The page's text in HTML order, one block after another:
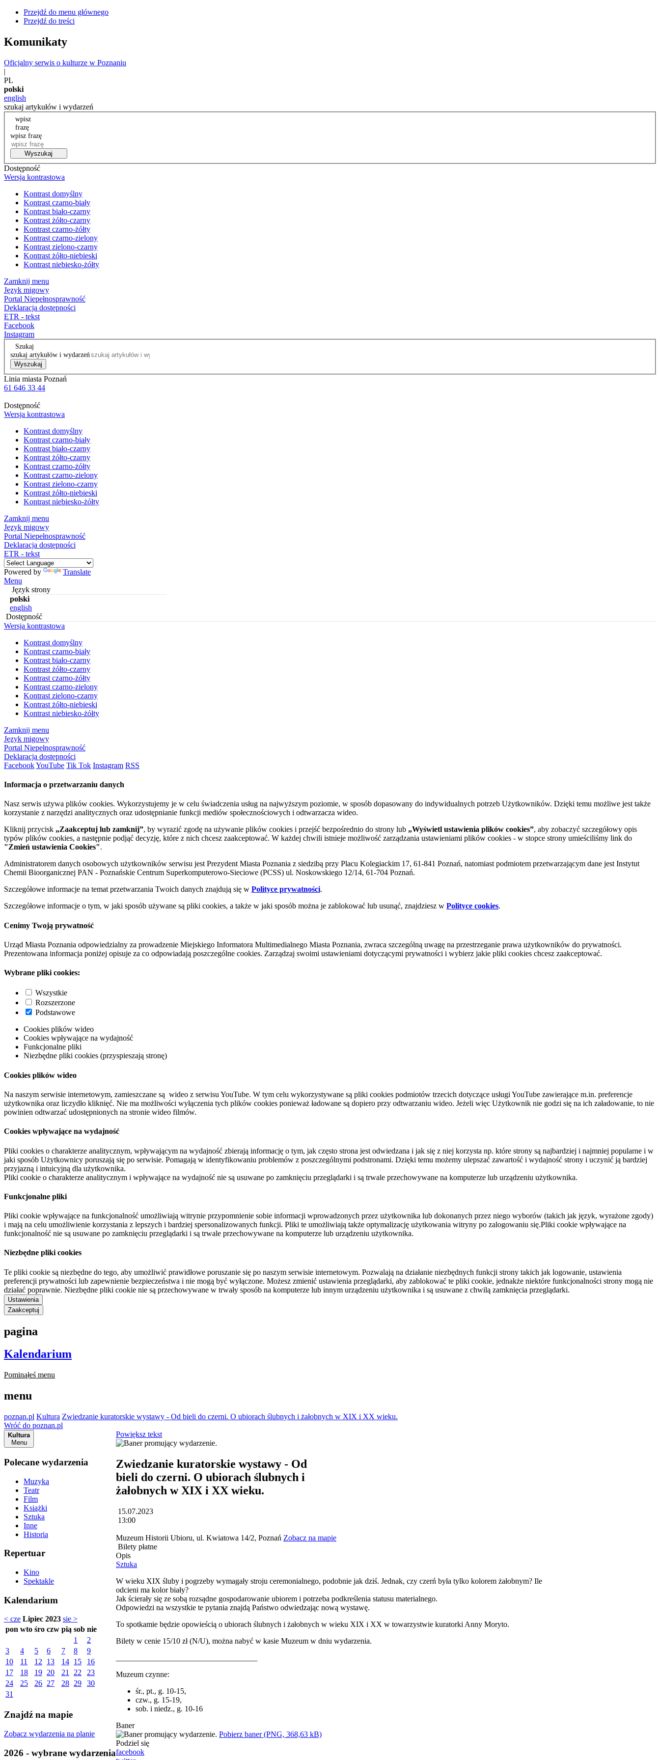
Przejdź do menu głównego
Przejdź do treści
Komunikaty
Oficjalny serwis o kulturze w Poznaniu
|
PL
polski
english
szukaj artykułów i wydarzeń
wpisz
frazę
wpisz frazę
Wyszukaj
Dostępność
Wersja kontrastowa
Kontrast domyślny
Kontrast czarno-biały
Kontrast biało-czarny
Kontrast żółto-czarny
Kontrast czarno-żółty
Kontrast czarno-zielony
Kontrast zielono-czarny
Kontrast żółto-niebieski
Kontrast niebiesko-żółty
Zamknij menu
Język migowy
Portal Niepełnosprawność
Deklaracja dostępności
ETR - tekst
Facebook
Instagram
Szukaj
szukaj artykułów i wydarzeń
Wyszukaj
Linia miasta Poznań
61 646 33 44
Dostępność
Wersja kontrastowa
Kontrast domyślny
Kontrast czarno-biały
Kontrast biało-czarny
Kontrast żółto-czarny
Kontrast czarno-żółty
Kontrast czarno-zielony
Kontrast zielono-czarny
Kontrast żółto-niebieski
Kontrast niebiesko-żółty
Zamknij menu
Język migowy
Portal Niepełnosprawność
Deklaracja dostępności
ETR - tekst
Powered by
Translate
Menu
Język strony
polski
english
Dostępność
Wersja kontrastowa
Kontrast domyślny
Kontrast czarno-biały
Kontrast biało-czarny
Kontrast żółto-czarny
Kontrast czarno-żółty
Kontrast czarno-zielony
Kontrast zielono-czarny
Kontrast żółto-niebieski
Kontrast niebiesko-żółty
Zamknij menu
Język migowy
Portal Niepełnosprawność
Deklaracja dostępności
FacebookYouTube Tik Tok Instagram RSS
Informacja o przetwarzaniu danych
Nasz serwis używa plików cookies. Wykorzystujemy je w celu świadczenia usług na najwyższym poziomie, w sposób dopasowany do indywidualnych potrzeb Użytkowników. Dzięki temu możliwe jest także
korzystanie z narzędzi analitycznych oraz udostępnianie funkcji mediów społecznościowych i odtwarzacza wideo.
Kliknij przycisk „Zaakceptuj lub zamknij”, by wyrazić zgodę na używanie plików cookies i przejść bezpośrednio do strony lub „Wyświetl ustawienia plików cookies”, aby zobaczyć szczegółowy opis
typów plików cookies, a następnie podjąć decyzję, które z nich chcesz zaakceptować. W każdej chwili istnieje możliwość zarządzania ustawieniami plików cookies - w stopce strony umieściliśmy link do
"Zmień ustawienia Cookies".
Administratorem danych osobowych użytkowników serwisu jest Prezydent Miasta Poznania z siedzibą przy Placu Kolegiackim 17, 61-841 Poznań, natomiast podmiotem przetwarzającym dane jest Instytut
Chemii Bioorganicznej PAN - Poznańskie Centrum Superkomputerowo-Sieciowe (PCSS) ul. Noskowskiego 12/14, 61-704 Poznań.
Szczegółowe informacje na temat przetwarzania Twoich danych znajdują się w Polityce prywatności.
Szczegółowe informacje o tym, w jaki sposób używane są pliki cookies, a także w jaki sposób można je zablokować lub usunąć, znajdziesz w Polityce cookies.
Cenimy Twoją prywatność
Urząd Miasta Poznania odpowiedzialny za prowadzenie Miejskiego Informatora Multimedialnego Miasta Poznania, zwraca szczególną uwagę na przestrzeganie prawa użytkowników do prywatności.
Prezentowana informacja poniżej opisuje za co odpowiadają poszczególne cookies. Zarządzaj swoimi ustawieniami dotyczącymi prywatności i wybierz jakie pliki cookies chcesz zaakceptować.
Wybrane pliki cookies:
Wszystkie
Rozszerzone
Podstawowe
Cookies plików wideo
Cookies wpływające na wydajność
Funkcjonalne pliki
Niezbędne pliki cookies (przyspieszają stronę)
Cookies plików wideo
Na naszym serwisie internetowym, zamieszczane są wideo z serwisu YouTube. W tym celu wykorzystywane są pliki cookies podmiotów trzecich dotyczące usługi YouTube zawierające m.in. preferencje
użytkownika oraz liczydło kliknięć. Nie ma możliwości wyłączenia tych plików cookies ponieważ ładowane są dopiero przy odtwarzaniu wideo. Jeżeli więc Użytkownik nie godzi się na ich załadowanie, to nie
powinien odtwarzać udostępnionych na stronie wideo filmów.
Cookies wpływające na wydajność
Pliki cookies o charakterze analitycznym, wpływającym na wydajność zbierają informację o tym, jak często strona jest odwiedzana i jak się z niej korzysta np. które strony są najbardziej i najmniej popularne i w
jaki sposób Użytkownicy poruszają się po serwisie. Pomagają w identyfikowaniu problemów z poszczególnymi podstronami. Dzięki temu możemy ulepszać zawartość i wydajność strony i uczynić ją bardziej
przyjazną i intuicyjną dla użytkownika.
Pliki cookie o charakterze analitycznym i wpływające na wydajność nie są usuwane po zamknięciu przeglądarki i są trwale przechowywane na komputerze lub urządzeniu użytkownika.
Funkcjonalne pliki
Pliki cookie wpływające na funkcjonalność umożliwiają witrynie przypomnienie sobie informacji wprowadzonych przez użytkownika lub dokonanych przez niego wyborów (takich jak język, wyrażone zgody)
i mają na celu umożliwienie korzystania z lepszych i bardziej spersonalizowanych funkcji. Pliki te umożliwiają także optymalizację użytkowania witryny po zalogowaniu się.Pliki cookie wpływające na
funkcjonalność nie są usuwane po zamknięciu przeglądarki i są trwale przechowywane na komputerze lub urządzeniu użytkownika.
Niezbędne pliki cookies
Te pliki cookie są niezbędne do tego, aby umożliwić prawidłowe poruszanie się po naszym serwisie internetowym. Pozwalają na działanie niezbędnych funkcji strony takich jak logowanie, ustawienia
preferencji prywatności lub zapewnienie bezpieczeństwa i nie mogą być wyłączone. Możesz zmienić ustawienia przeglądarki, aby zablokować te pliki cookie, jednakże niektóre funkcjonalności strony mogą nie
działać poprawnie. Niezbędne pliki cookie nie są przechowywane w trwały sposób na komputerze lub innym urządzeniu użytkownika i są usuwane z chwilą zamknięcia przeglądarki.
Ustawienia
Zaakceptuj
pagina
Kalendarium
Pominąłeś menu
menu
poznan.pl Kultura Zwiedzanie kuratorskie wystawy - Od bieli do czerni. O ubiorach ślubnych i żałobnych w XIX i XX wieku.
Wróć do poznan.pl
Kultura
Menu
Polecane wydarzenia
Muzyka
Teatr
Film
Książki
Sztuka
Inne
Historia
Repertuar
Kino
Spektakle
Kalendarium
< cze Lipiec 2023 sie >
pon wto śro czw pią sob nie
1
2
3
4 5 6 7 8
9
10
11 12 13 14 15
16
17
18 19 20 21 22
23
24
25 26 27 28 29
30
31
Znajdź na mapie
Zobacz wydarzenia na planie
2026 - wybrane wydarzenia
Powiększ tekst
Zwiedzanie kuratorskie wystawy - Od
bieli do czerni. O ubiorach ślubnych i
żałobnych w XIX i XX wieku.
15.07.2023
13:00
Muzeum Historii Ubioru, ul. Kwiatowa 14/2, Poznań Zobacz na mapie
Bilety płatne
Opis
Sztuka
W wieku XIX śluby i pogrzeby wymagały stroju ceremonialnego, podobnie jak dziś. Jednak, czy czerń była tylko kolorem żałobnym? Ile
odcieni ma kolor biały?
Jak ścierały się ze sobą rozsądne gospodarowanie ubiorem i potrzeba podkreślenia statusu materialnego.
Odpowiedzi na wszystkie te pytania znajdą Państwo odwiedzając nową wystawę.
To spotkamie będzie opowieścią o ubiorach ślubnych i żałobnych w wieku XIX i XX w towarzystwie kuratorki Anny Moryto.
Bilety w cenie 15/10 zł (N/U), można nabyć w kasie Muzeum w dniu wydarzenia.
Muzeum czynne:
śr., pt., g. 10-15,
czw., g. 15-19,
sob. i niedz., g. 10-16
Baner
Pobierz baner (PNG, 368,63 kB)
Podziel się
facebook